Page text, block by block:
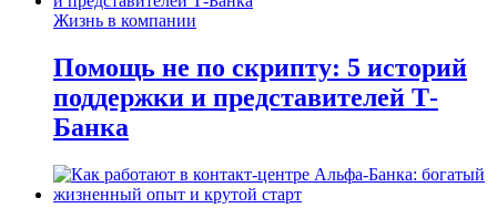
Жизнь в компании
Помощь не по скрипту: 5 историй
поддержки и представителей Т-
Банка